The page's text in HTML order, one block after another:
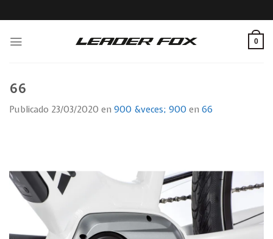
to
0
66
Publicado 23/03/2020 en 900 &veces; 900 en 66